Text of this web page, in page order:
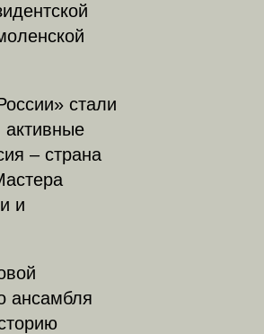
стали
активные
– страна
и
ансамбля